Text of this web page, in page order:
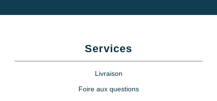
Services
Livraison
Foire aux questions